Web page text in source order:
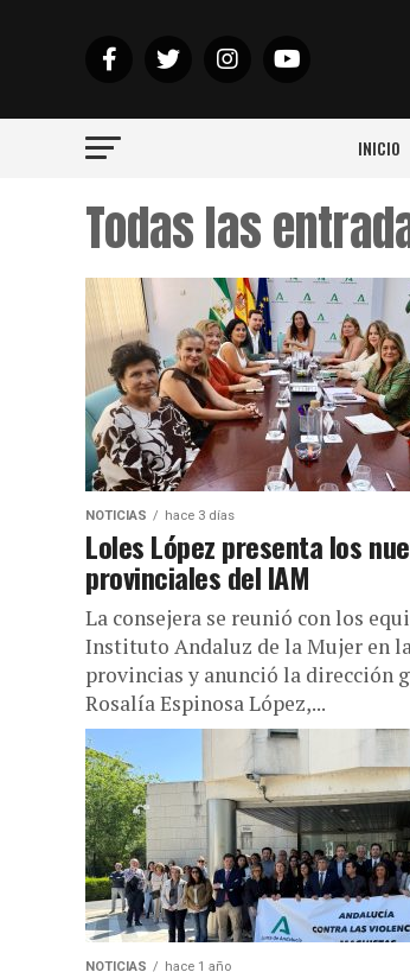
INICIO
Todas las
NOTICIAS hace 3 días
Loles López presenta los
provinciales del IAM
La consejera se reunió con los
Instituto Andaluz de la Mujer en
provincias y anunció la dirección
Rosalía Espinosa López,...
NOTICIAS hace 1 año